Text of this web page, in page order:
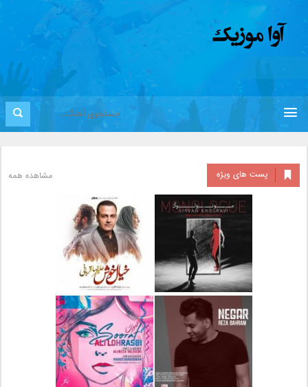
پست های ویژه مشاهده همه
دانلود آلبوم جدید سیروان
خسروی بنام مونولوگ
دانلود آهنگ جدید علیرضا
قربانی بنام خیال خوش